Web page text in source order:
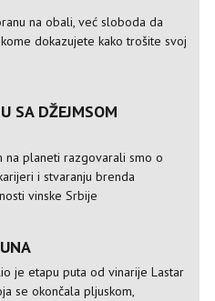
na obali, već sloboda da
dokazujete kako trošite svoj
SA DŽEJMSOM
na planeti razgovarali smo o
i stvaranju brenda
vinske Srbije
je etapu puta od vinarije Lastar
se okončala pljuskom,